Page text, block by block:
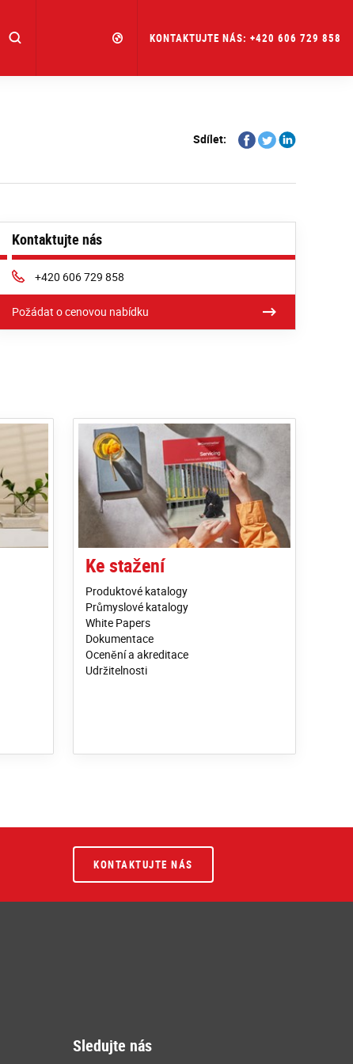
KONTAKTUJTE NÁS: +420 606 729 858
Sdílet:
Share
on
Share
on
Share
Kontaktujte nás
Phone:
+420 606 729 858
Požádat o cenovou nabídku
Ke stažení
Produktové katalogy
Průmyslové katalogy
White Papers
Dokumentace
Ocenění a akreditace
Udržitelnosti
KONTAKTUJTE NÁS
Sledujte nás